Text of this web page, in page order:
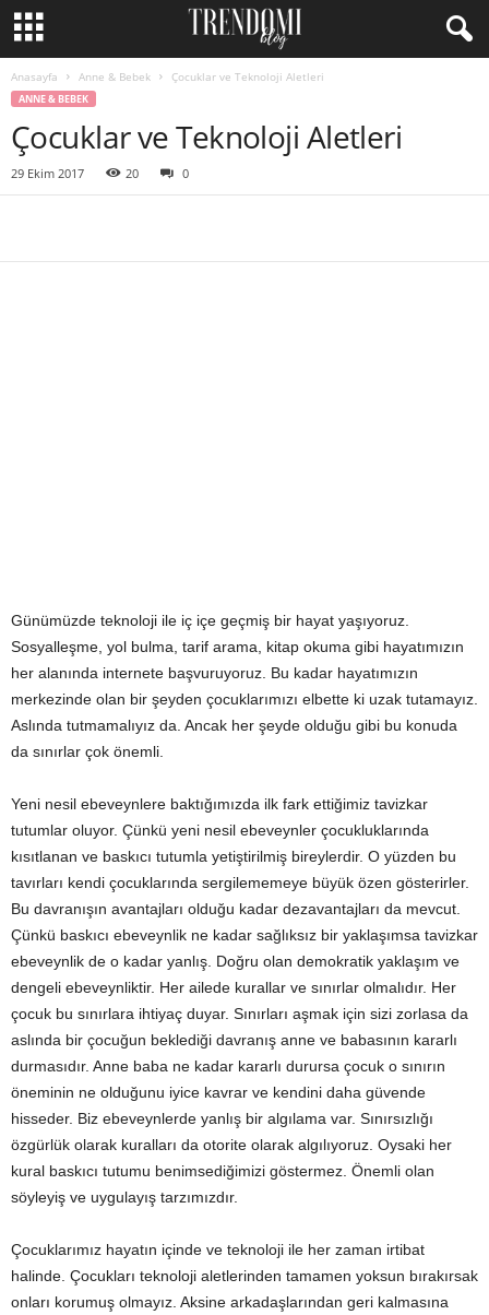
Anasayfa Anne & Bebek Çocuklar ve Teknoloji Aletleri
ANNE & BEBEK
Çocuklar ve Teknoloji Aletleri
29 Ekim 2017 20 0
Günümüzde teknoloji ile iç içe geçmiş bir hayat yaşıyoruz.
Sosyalleşme, yol bulma, tarif arama, kitap okuma gibi hayatımızın
her alanında internete başvuruyoruz. Bu kadar hayatımızın
merkezinde olan bir şeyden çocuklarımızı elbette ki uzak tutamayız.
Aslında tutmamalıyız da. Ancak her şeyde olduğu gibi bu konuda
da sınırlar çok önemli.
Yeni nesil ebeveynlere baktığımızda ilk fark ettiğimiz tavizkar
tutumlar oluyor. Çünkü yeni nesil ebeveynler çocukluklarında
kısıtlanan ve baskıcı tutumla yetiştirilmiş bireylerdir. O yüzden bu
tavırları kendi çocuklarında sergilememeye büyük özen gösterirler.
Bu davranışın avantajları olduğu kadar dezavantajları da mevcut.
Çünkü baskıcı ebeveynlik ne kadar sağlıksız bir yaklaşımsa tavizkar
ebeveynlik de o kadar yanlış. Doğru olan demokratik yaklaşım ve
dengeli ebeveynliktir. Her ailede kurallar ve sınırlar olmalıdır. Her
çocuk bu sınırlara ihtiyaç duyar. Sınırları aşmak için sizi zorlasa da
aslında bir çocuğun beklediği davranış anne ve babasının kararlı
durmasıdır. Anne baba ne kadar kararlı durursa çocuk o sınırın
öneminin ne olduğunu iyice kavrar ve kendini daha güvende
hisseder. Biz ebeveynlerde yanlış bir algılama var. Sınırsızlığı
özgürlük olarak kuralları da otorite olarak algılıyoruz. Oysaki her
kural baskıcı tutumu benimsediğimizi göstermez. Önemli olan
söyleyiş ve uygulayış tarzımızdır.
Çocuklarımız hayatın içinde ve teknoloji ile her zaman irtibat
halinde. Çocukları teknoloji aletlerinden tamamen yoksun bırakırsak
onları korumuş olmayız. Aksine arkadaşlarından geri kalmasına